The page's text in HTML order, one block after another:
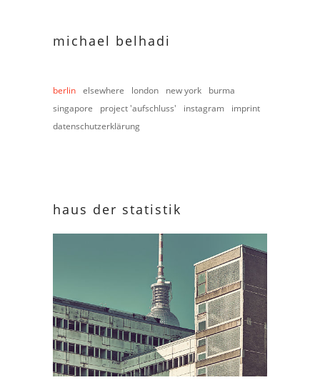
michael belhadi
berlin elsewhere london new york
burma
singapore
project 'aufschluss' instagram
imprint
datenschutzerklärung
haus der statistik